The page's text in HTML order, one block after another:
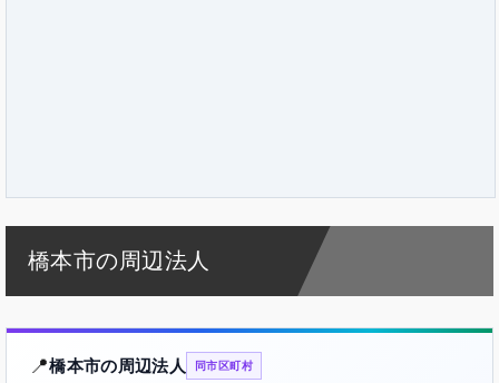
橋本市の周辺法人
📍橋本市の周辺法人 同市区町村